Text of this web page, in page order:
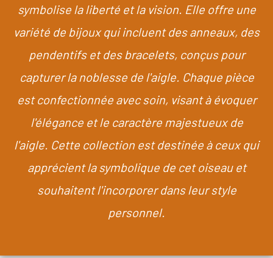
symbolise la liberté et la vision. Elle offre une
variété de bijoux qui incluent des anneaux, des
pendentifs et des bracelets, conçus pour
capturer la noblesse de l'aigle. Chaque pièce
est confectionnée avec soin, visant à évoquer
l'élégance et le caractère majestueux de
l'aigle. Cette collection est destinée à ceux qui
apprécient la symbolique de cet oiseau et
souhaitent l'incorporer dans leur style
personnel.